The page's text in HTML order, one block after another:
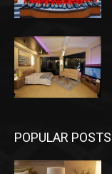
POPULAR POSTS